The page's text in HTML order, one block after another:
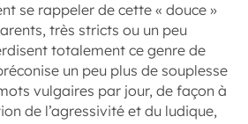
se rappeler de cette « douce »
très stricts ou un peu
totalement ce genre de
un peu plus de souplesse
vulgaires par jour, de façon à
de l’agressivité et du ludique,